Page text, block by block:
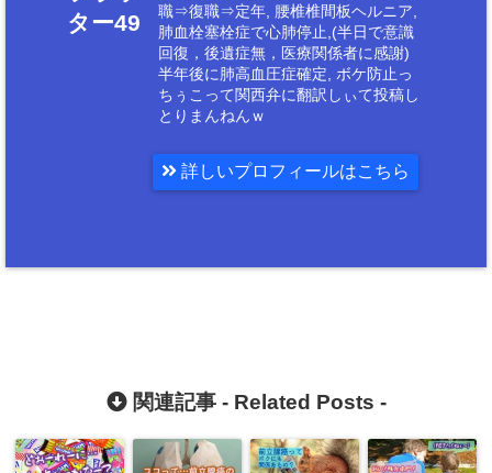
ター49
職⇒復職⇒定年, 腰椎椎間板ヘルニア,
肺血栓塞栓症で心肺停止,(半日で意識
回復，後遺症無，医療関係者に感謝)
半年後に肺高血圧症確定, ボケ防止っ
ちぅこって関西弁に翻訳しぃて投稿し
とりまんねんｗ
詳しいプロフィールはこちら
関連記事 - Related Posts -